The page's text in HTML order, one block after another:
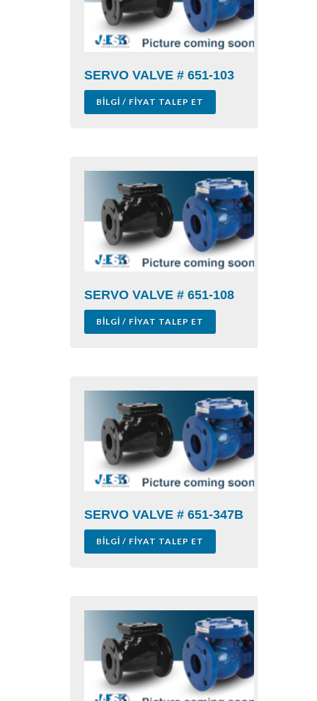
SERVO VALVE # 651-103
BILGI / FIYAT TALEP ET
SERVO VALVE # 651-108
BILGI / FIYAT TALEP ET
SERVO VALVE # 651-347B
BILGI / FIYAT TALEP ET